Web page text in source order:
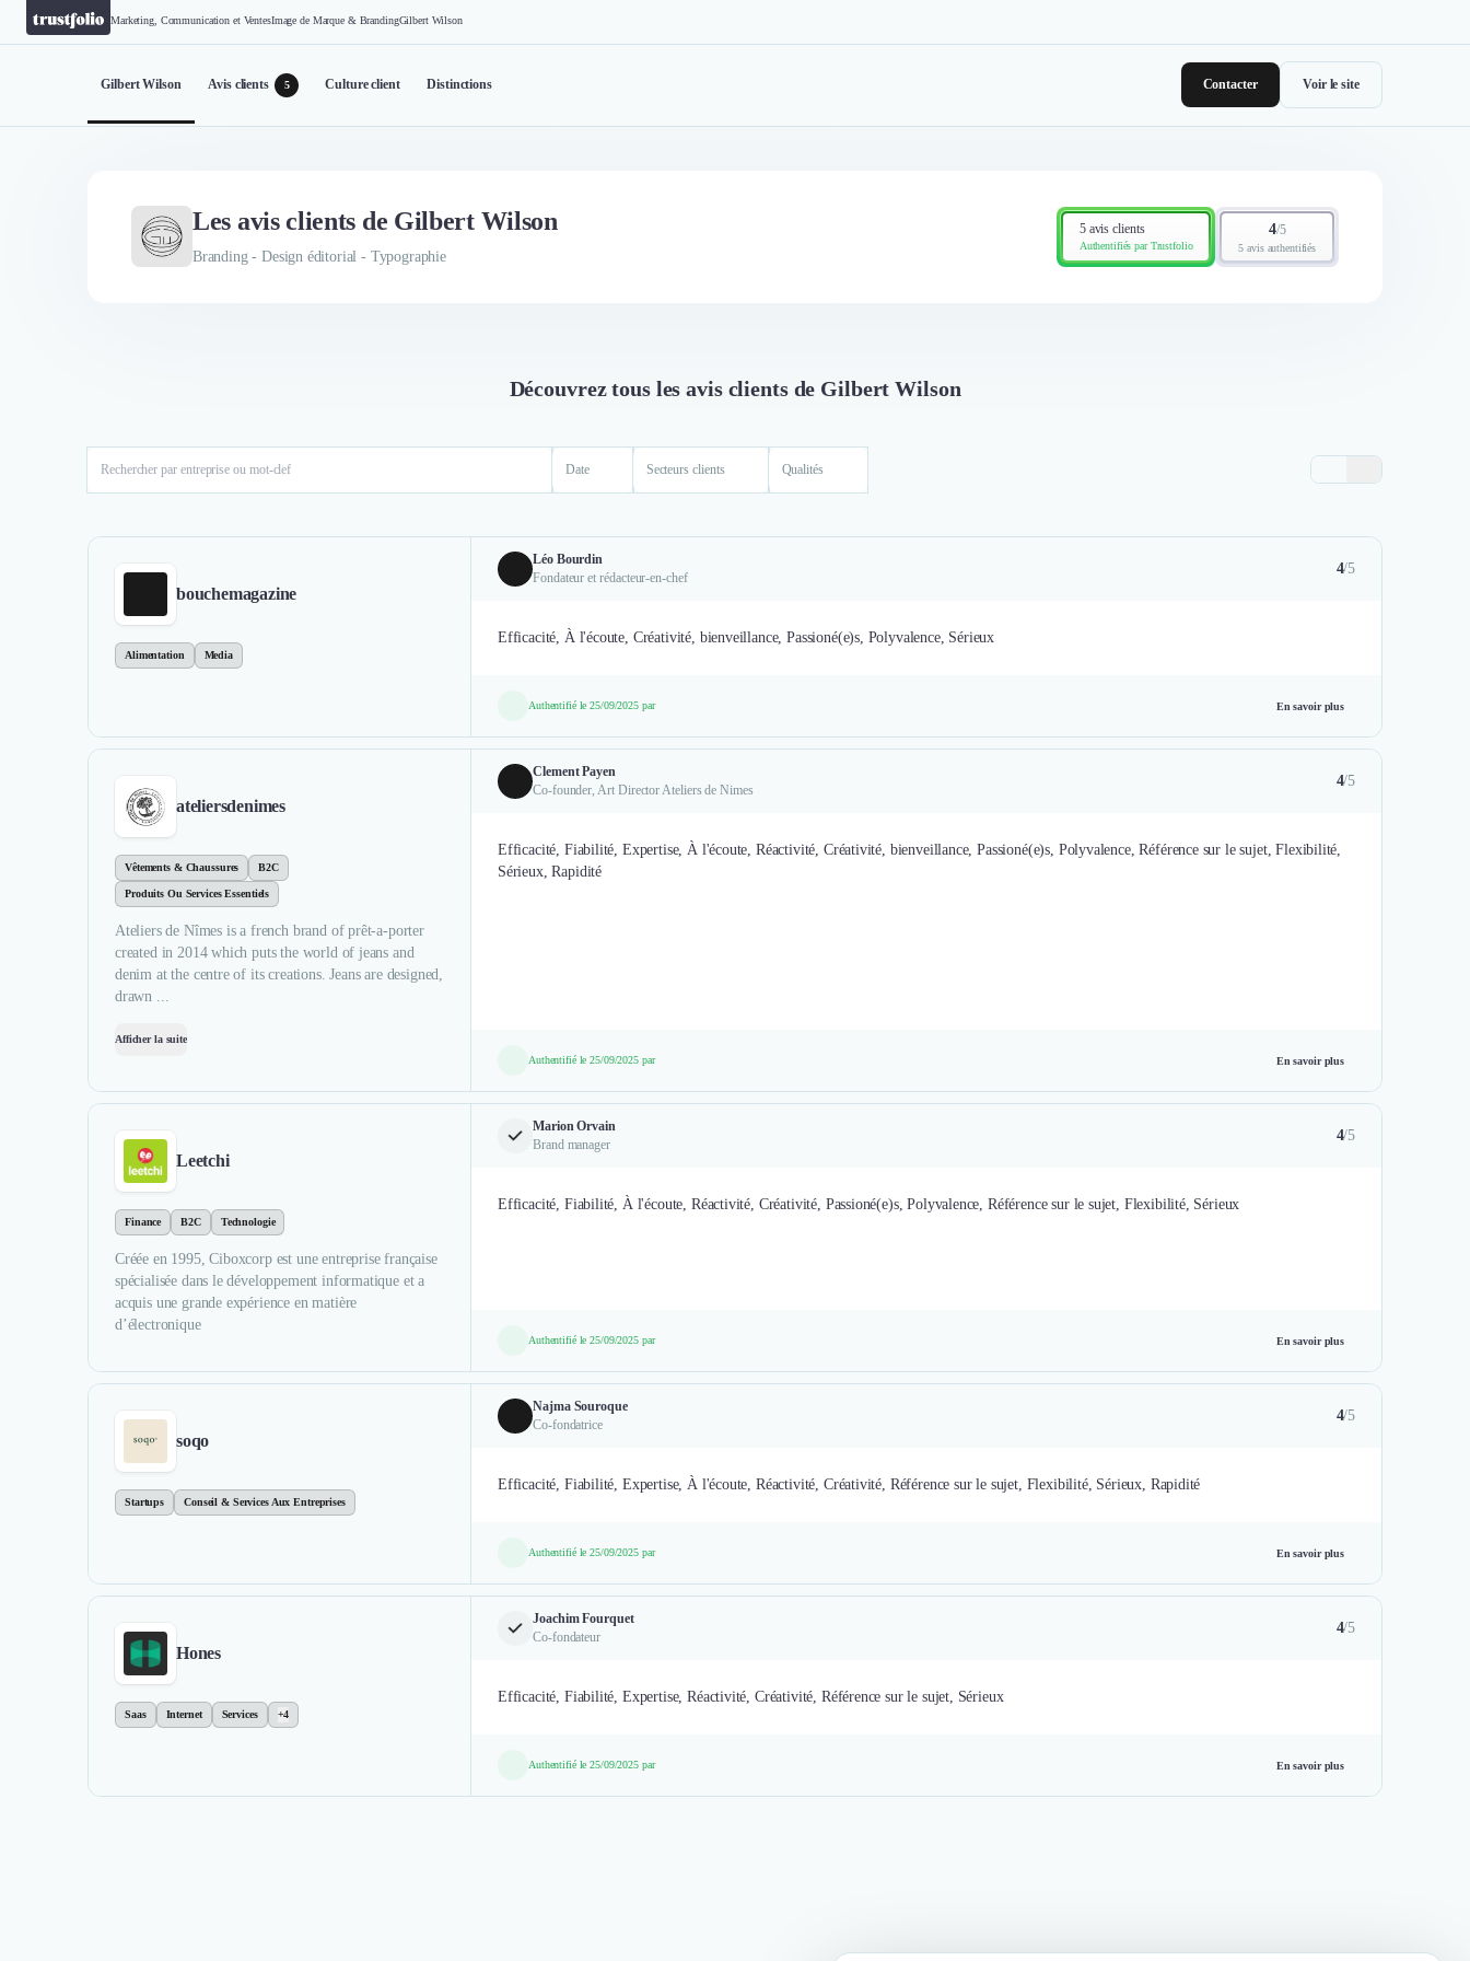
Marketing, Communication et VentesImage de Marque & BrandingGilbert Wilson
Contacter Voir le site
Gilbert Wilson Avis clients 5 Culture client Distinctions
Les avis clients de Gilbert Wilson
Branding - Design éditorial - Typographie
5 avis clients
Authentifiés par Trustfolio
4/5
5 avis authentifiés
Découvrez tous les avis clients de Gilbert Wilson
Date Secteurs clients Qualités
bouchemagazine
Alimentation Media
Léo Bourdin
Fondateur et rédacteur-en-chef
4/5
Efficacité, À l'écoute, Créativité, bienveillance, Passioné(e)s, Polyvalence, Sérieux
Authentifié le 25/09/2025 par En savoir plus
ateliersdenimes
Vêtements & Chaussures B2C
Produits Ou Services Essentiels
Ateliers de Nîmes is a french brand of prêt-a-porter
created in 2014 which puts the world of jeans and
denim at the centre of its creations. Jeans are designed,
drawn ...
Afficher la suite
Clement Payen
Co-founder, Art Director Ateliers de Nimes
4/5
Efficacité, Fiabilité, Expertise, À l'écoute, Réactivité, Créativité, bienveillance, Passioné(e)s, Polyvalence, Référence sur le sujet, Flexibilité,
Sérieux, Rapidité
Authentifié le 25/09/2025 par En savoir plus
Leetchi
Finance B2C Technologie
Créée en 1995, Ciboxcorp est une entreprise française
spécialisée dans le développement informatique et a
acquis une grande expérience en matière
d’électronique
Marion Orvain
Brand manager
4/5
Efficacité, Fiabilité, À l'écoute, Réactivité, Créativité, Passioné(e)s, Polyvalence, Référence sur le sujet, Flexibilité, Sérieux
Authentifié le 25/09/2025 par En savoir plus
soqo
Startups Conseil & Services Aux Entreprises
Najma Souroque
Co-fondatrice
4/5
Efficacité, Fiabilité, Expertise, À l'écoute, Réactivité, Créativité, Référence sur le sujet, Flexibilité, Sérieux, Rapidité
Authentifié le 25/09/2025 par En savoir plus
Hones
Saas Internet Services +4
Joachim Fourquet
Co-fondateur
4/5
Efficacité, Fiabilité, Expertise, Réactivité, Créativité, Référence sur le sujet, Sérieux
Authentifié le 25/09/2025 par En savoir plus